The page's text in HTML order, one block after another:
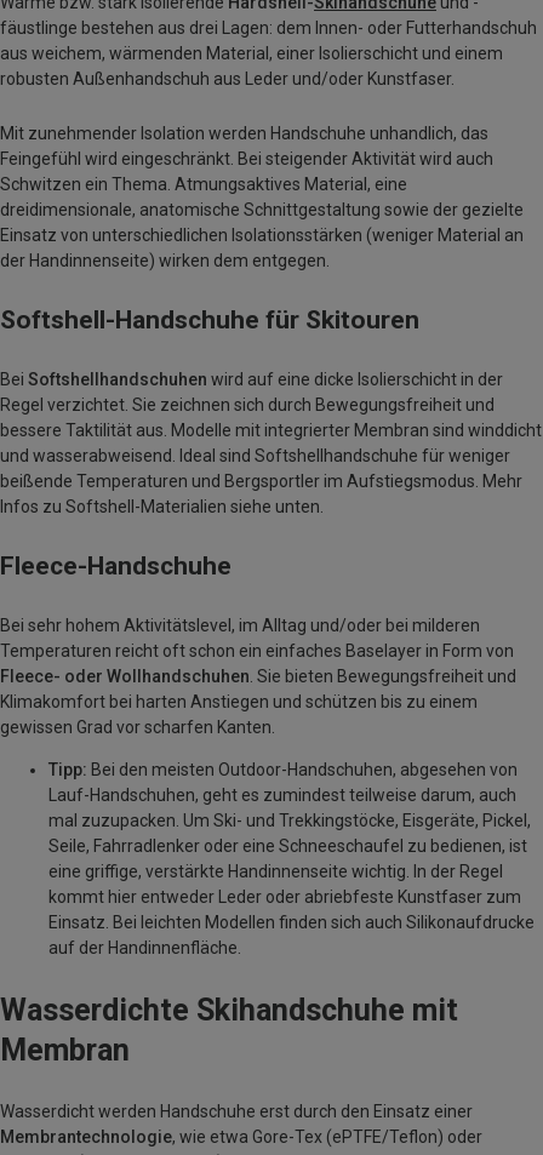
fäustlinge bestehen aus drei Lagen: dem Innen- oder Futterhandschuh
aus weichem, wärmenden Material, einer Isolierschicht und einem
robusten Außenhandschuh aus Leder und/oder Kunstfaser.
Mit zunehmender Isolation werden Handschuhe unhandlich, das
Feingefühl wird eingeschränkt. Bei steigender Aktivität wird auch
Schwitzen ein Thema. Atmungsaktives Material, eine
dreidimensionale, anatomische Schnittgestaltung sowie der gezielte
Einsatz von unterschiedlichen Isolationsstärken (weniger Material an
der Handinnenseite) wirken dem entgegen.
Softshell-Handschuhe für Skitouren
Bei Softshellhandschuhen wird auf eine dicke Isolierschicht in der
Regel verzichtet. Sie zeichnen sich durch Bewegungsfreiheit und
bessere Taktilität aus. Modelle mit integrierter Membran sind winddicht
und wasserabweisend. Ideal sind Softshellhandschuhe für weniger
beißende Temperaturen und Bergsportler im Aufstiegsmodus. Mehr
Infos zu Softshell-Materialien siehe unten.
Fleece-Handschuhe
Bei sehr hohem Aktivitätslevel, im Alltag und/oder bei milderen
Temperaturen reicht oft schon ein einfaches Baselayer in Form von
Fleece- oder Wollhandschuhen. Sie bieten Bewegungsfreiheit und
Klimakomfort bei harten Anstiegen und schützen bis zu einem
gewissen Grad vor scharfen Kanten.
Tipp: Bei den meisten Outdoor-Handschuhen, abgesehen von
Lauf-Handschuhen, geht es zumindest teilweise darum, auch
mal zuzupacken. Um Ski- und Trekkingstöcke, Eisgeräte, Pickel,
Seile, Fahrradlenker oder eine Schneeschaufel zu bedienen, ist
eine griffige, verstärkte Handinnenseite wichtig. In der Regel
kommt hier entweder Leder oder abriebfeste Kunstfaser zum
Einsatz. Bei leichten Modellen finden sich auch Silikonaufdrucke
auf der Handinnenfläche.
Wasserdichte Skihandschuhe mit
Membran
Wasserdicht werden Handschuhe erst durch den Einsatz einer
Membrantechnologie, wie etwa Gore-Tex (ePTFE/Teflon) oder